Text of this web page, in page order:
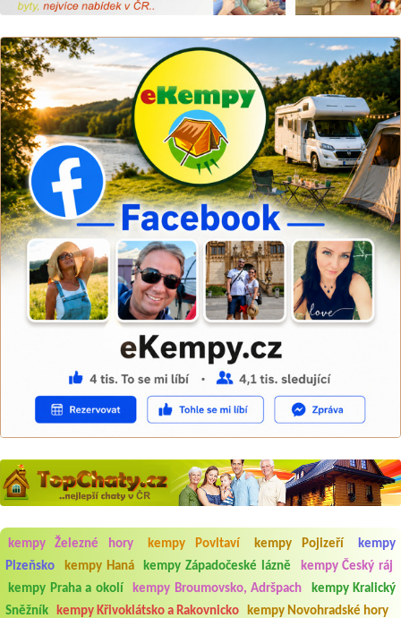
kempy Železné hory kempy Povltaví kempy Pojizeří
kempy
Plzeňsko
kempy Haná kempy Západočeské lázně
kempy Český ráj
kempy Praha a okolí
kempy Broumovsko, Adršpach
kempy Kralický
Sněžník
kempy Křivoklátsko a Rakovnicko kempy Novohradské hory
Aneta Melicharová***
Byli jsme zde v týdnu od 25.7. do 1.8. 2026. Kemp jako takový je pěkný.
V umývárně i na WC bylo vždy čisto, doplněný papír i utěrky, což při
množství návštěvníků není samozřejmost. V kempu je obchod a